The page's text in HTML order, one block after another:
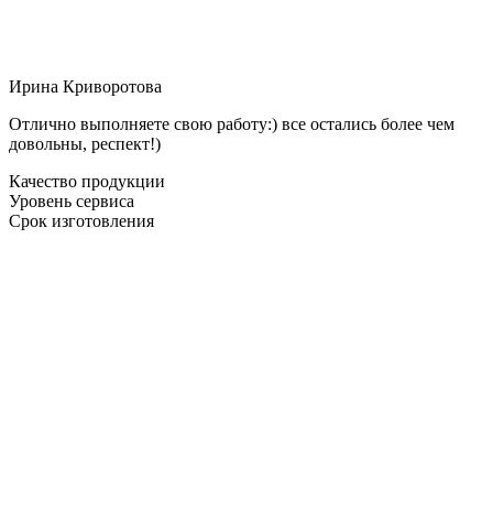
Ирина Криворотова
Отлично выполняете свою работу:) все остались более чем
довольны, респект!)
Качество продукции
Уровень сервиса
Срок изготовления